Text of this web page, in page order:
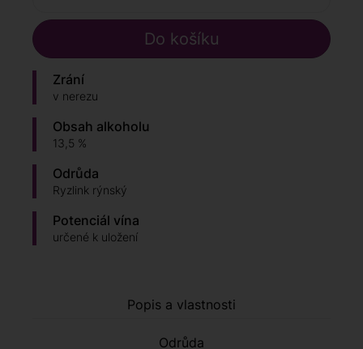
Zrání
v nerezu
Obsah alkoholu
13,5 %
Odrůda
Ryzlink rýnský
Potenciál vína
určené k uložení
Popis a vlastnosti
Odrůda